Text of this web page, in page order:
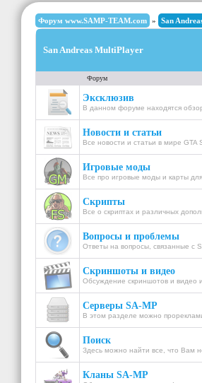
Форум www.SAMP-TEAM.com » San
San Andreas MultiPlayer
Форум
Эксклюзив
В данном форуме находятся
Новости и статьи
Все новости и статьи в мире GTA
Игровые моды
Все про игровые моды и карты
Скрипты
Все о скриптах и различных
Вопросы и проблемы
Ответы на вопросы, связанные с
Скриншоты и видео
Обсуждение скриншотов и видео
Серверы SA-MP
В этом разделе можно
Поиск
Здесь можно найти все, что Вам
Кланы SA-MP